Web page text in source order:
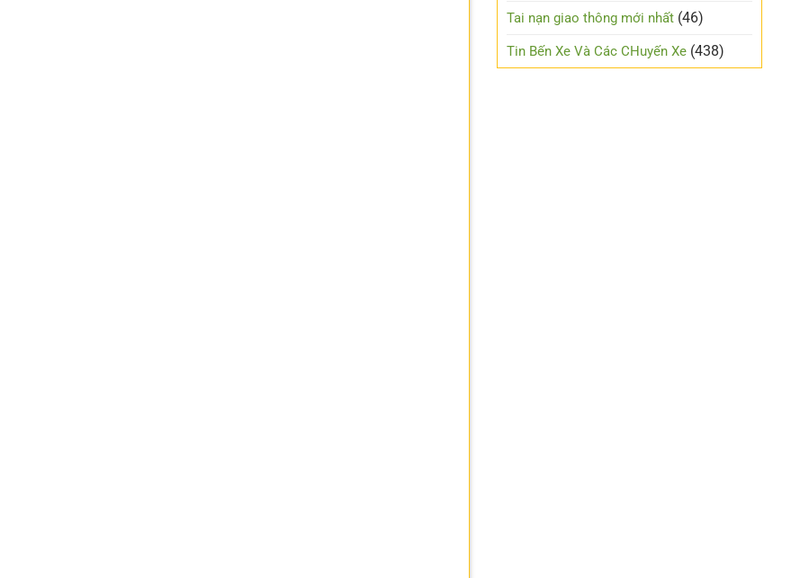
cho
mới
lái
Tai nạn giao thông mới nhất (46)
Tin Bến Xe Và Các CHuyến Xe (438)